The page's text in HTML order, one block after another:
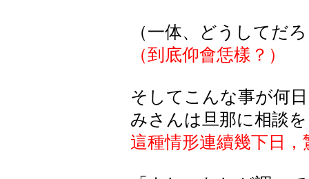
（一体、どうしてだ
（到底仰會恁樣？）
そしてこんな事が何
みさんは旦那に相談
這種情形連續幾下日